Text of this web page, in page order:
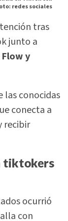
redes sociales
tras
junto a
Flow y
las conocidas
conecta a
recibir
tiktokers
ocurrió
con